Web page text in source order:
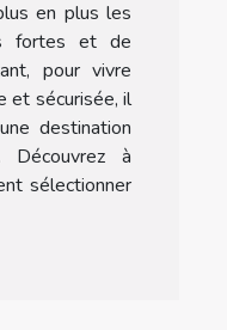
?
en plus les
fortes et de
pour vivre
et sécurisée, il
destination
Découvrez à
sélectionner